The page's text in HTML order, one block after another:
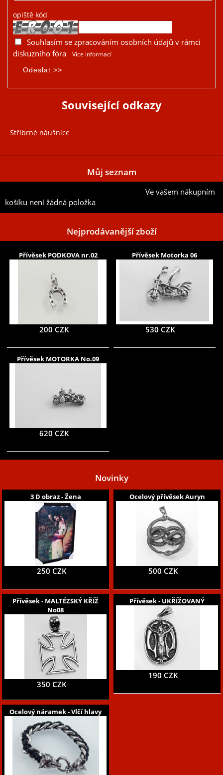
opiště kód
Souhlasím se zpracováním osobních údajů v rámci
diskuzního fóra
Více informací
Související odkazy
Stříbrné náušnice
Můj seznam
Ve vašem nákupním
košíku není žádná položka
Nejprodávanější zboží
Přívěsek PODKOVA nr.02
200 CZK
Přívěsek Motorka 06
530 CZK
Přívěsek MOTORKA No.09
620 CZK
Novinky
3 D obraz - Žena
250 CZK
Ocelový přívěsek Auryn
500 CZK
Přívěsek - MALTÉZSKÝ KŘÍŽ
No08
350 CZK
Přívěsek - UKŘÍŽOVANÝ
190 CZK
Ocelový náramek - Vlčí hlavy